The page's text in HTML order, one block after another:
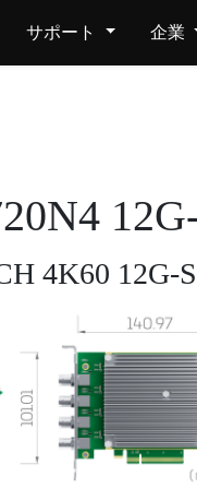
サポート 企業
4K60 12G-